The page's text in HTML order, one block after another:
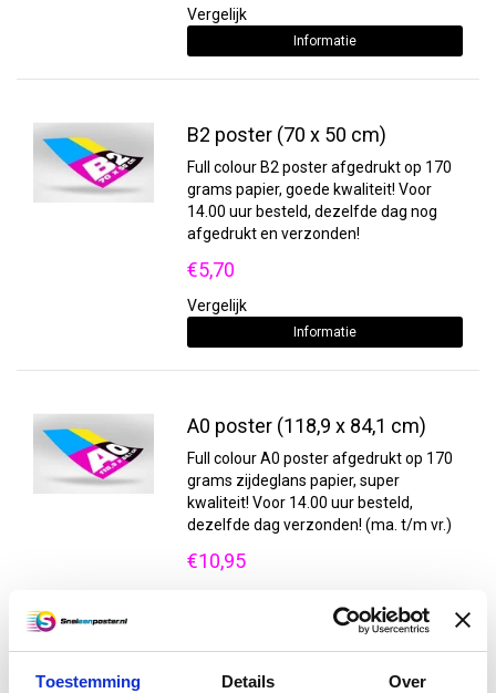
Toestemming Details Over
Vergelijk
Informatie
B2 poster (70 x 50 cm)
Full colour B2 poster afgedrukt op 170
grams papier, goede kwaliteit! Voor
14.00 uur besteld, dezelfde dag nog
afgedrukt en verzonden!
€5,70
Vergelijk
Informatie
A0 poster (118,9 x 84,1 cm)
Full colour A0 poster afgedrukt op 170
grams zijdeglans papier, super
kwaliteit! Voor 14.00 uur besteld,
dezelfde dag verzonden! (ma. t/m vr.)
€10,95
Informatie